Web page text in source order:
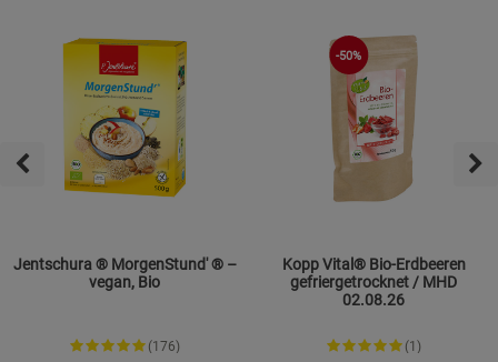
Jentschura ® MorgenStund' ® –
vegan, Bio
(176)
-50%
Kopp Vital® Bio-Erdbeeren
gefriergetrocknet / MHD
02.08.26
(1)